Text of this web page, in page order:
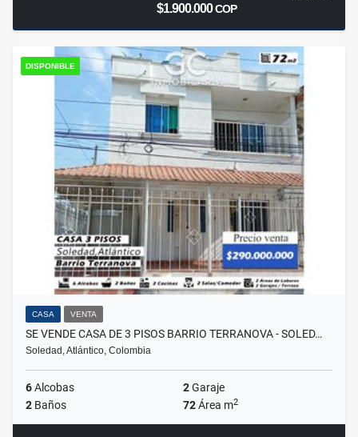
$1.900.000COP
DISPONIBLE
CASA VENTA
SE VENDE CASA DE 3 PISOS BARRIO TERRANOVA - SOLED…
Soledad, Atlántico, Colombia
6Alcobas 2Garaje
2 Baños 72Área m2